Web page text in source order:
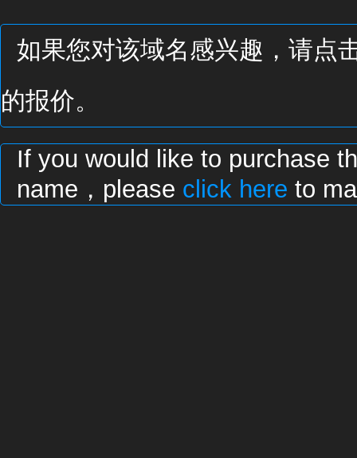
如果您对该域名感兴趣，请点
的报价。
If you would like to purchase
name，please click here to